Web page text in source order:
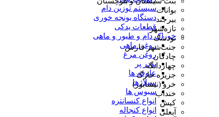
سیستم توزین دام
دستگاه یونجه خوری
قطعات یدکی
خوراک دام و طیور و ماهی
روغن ماهی
روغن مرغ
پودر پر
علوفه ها
سیلاژها
سبوس ها
انواع کنسانتره
انواع کنجاله
بوانات
بیرجند
تازه‌شهر
تودشک
جنت‌شهر فارس
چادگان
چهاردانگه
جزیره خارگ
خرو (نیشابور)
خنداب
کیش
آبعلی